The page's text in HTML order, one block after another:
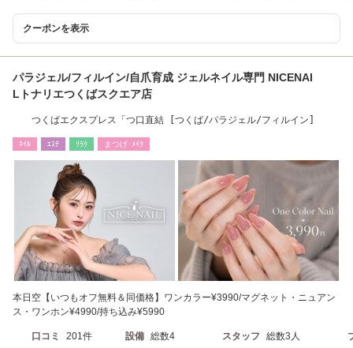
クーポンを表示
パラジェル/フィルイン/自爪育成 ジェルネイル専門 NICENAI
Lトナリエつくばスクエア店
つくばエクスプレス「つ口直結 [つくば/パラジェル/フィルイン]
ﾈｲﾙ ｴｽﾃ ﾘﾗｸ まつげ･ﾒｲｸ
本日空【いつもオフ無料＆同価格】ワンカラー¥3990/マグネット・ニュアン
ス・ワンホン¥4990/持ち込み¥5990
口コミ 201件 設備 総数4 スタッフ 総数3人